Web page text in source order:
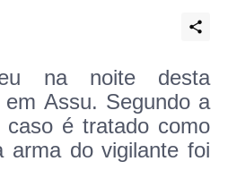
na noite desta
Assu. Segundo a
é tratado como
arma do vigilante foi